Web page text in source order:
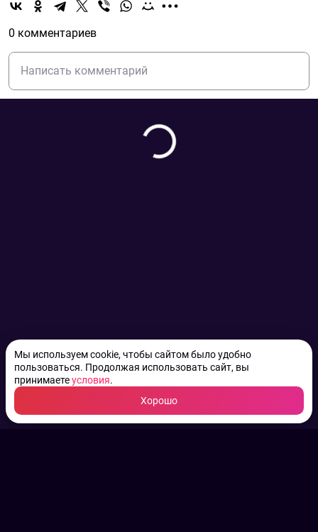
Мы используем cookie, чтобы сайтом было удобно
пользоваться. Продолжая использовать сайт, вы
принимаетеусловия.
Хорошо
0 комментариев